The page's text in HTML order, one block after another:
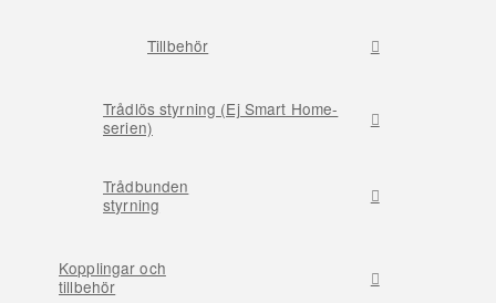
Tillbehör
Trådlös styrning (Ej Smart Home-
serien)
Trådbunden
styrning
Kopplingar och
tillbehör